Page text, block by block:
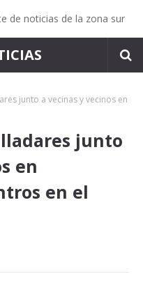
de noticias de la zona sur
junto a vecinas y vecinos en
junto
en
en el